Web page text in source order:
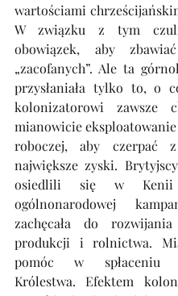
wartościami
W związku z tym
obowiązek, aby
„zacofanych”. Ale ta
przysłaniała tylko to, o
kolonizatorowi zawsze
mianowicie
roboczej, aby czerpać
największe zyski.
osiedlili się w
ogólnonarodowej
zachęcała do
produkcji i rolnictwa.
pomóc w spłaceniu
Królestwa. Efektem